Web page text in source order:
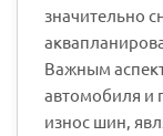
значительно
Важным
автомобиля
износ шин,